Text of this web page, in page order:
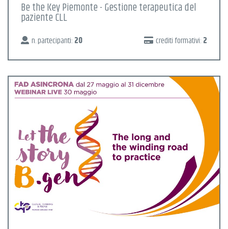
Be the Key Piemonte - Gestione terapeutica del
paziente CLL
n. partecipanti: 20 crediti formativi: 2